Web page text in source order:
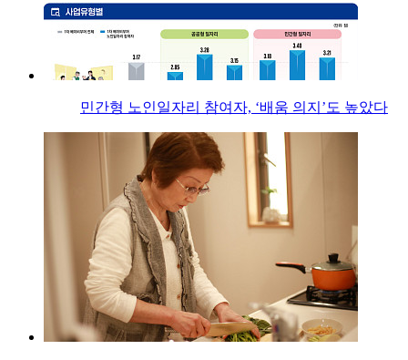
민간형 노인일자리 참여자, ‘배움 의지’도 높았다